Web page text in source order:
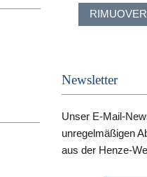
Newsletter
Unser E-Mail-
unregelmäßigen
aus der Henze-